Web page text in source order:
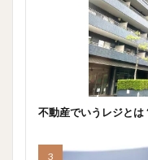
不動産でいうレジとは